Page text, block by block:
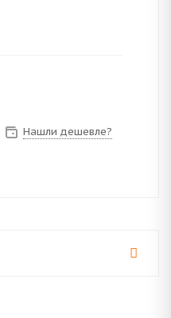
Нашли дешевле?